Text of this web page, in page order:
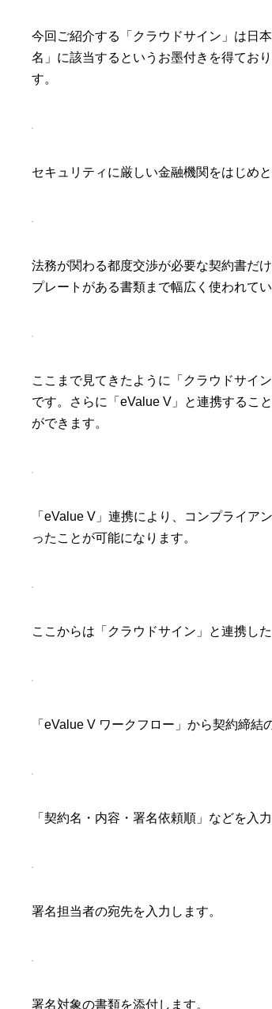
今回ご紹介する「クラウドサイン」は日
名」に該当するというお墨付きを得てお
す。
セキュリティに厳しい金融機関をはじめ
法務が関わる都度交渉が必要な契約書だ
プレートがある書類まで幅広く使われてい
ここまで見てきたように「クラウドサイ
です。さらに「eValue V」と連携するこ
ができます。
「eValue V」連携により、コンプライア
ったことが可能になります。
ここからは「クラウドサイン」と連携し
「eValue V ワークフロー」から契約締結
「契約名・内容・署名依頼順」などを入力
署名担当者の宛先を入力します。
署名対象の書類を添付します。